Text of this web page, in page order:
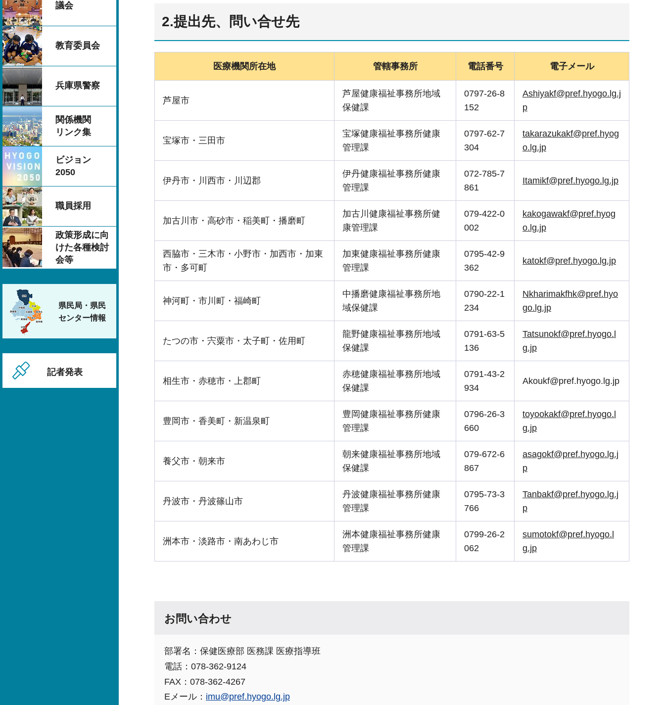
議会
教育委員会
兵庫県警察
関係機関
リンク集
ビジョン
2050
職員採用
政策形成に向
けた各種検討
会等
県民局・県民
センター情報
記者発表
2.提出先、問い合せ先
医療機関所在地 管轄事務所 電話番号 電子メール
芦屋市
芦屋健康福祉事務所地域
保健課
0797-26-8
152
Ashiyakf@pref.hyogo.lg.j
p
宝塚市・三田市
宝塚健康福祉事務所健康
管理課
0797-62-7
304
takarazukakf@pref.hyog
o.lg.jp
伊丹市・川西市・川辺郡
伊丹健康福祉事務所健康
管理課
072-785-7
861
Itamikf@pref.hyogo.lg.jp
加古川市・高砂市・稲美町・播磨町
加古川健康福祉事務所健
康管理課
079-422-0
002
kakogawakf@pref.hyog
o.lg.jp
西脇市・三木市・小野市・加西市・加東
市・多可町
加東健康福祉事務所健康
管理課
0795-42-9
362
katokf@pref.hyogo.lg.jp
神河町・市川町・福崎町
中播磨健康福祉事務所地
域保健課
0790-22-1
234
Nkharimakfhk@pref.hyo
go.lg.jp
たつの市・宍粟市・太子町・佐用町
龍野健康福祉事務所地域
保健課
0791-63-5
136
Tatsunokf@pref.hyogo.l
g.jp
相生市・赤穂市・上郡町
赤穂健康福祉事務所地域
保健課
0791-43-2
934
Akoukf@pref.hyogo.lg.jp
豊岡市・香美町・新温泉町
豊岡健康福祉事務所健康
管理課
0796-26-3
660
toyookakf@pref.hyogo.l
g.jp
養父市・朝来市
朝来健康福祉事務所地域
保健課
079-672-6
867
asagokf@pref.hyogo.lg.j
p
丹波市・丹波篠山市
丹波健康福祉事務所健康
管理課
0795-73-3
766
Tanbakf@pref.hyogo.lg.j
p
洲本市・淡路市・南あわじ市
洲本健康福祉事務所健康
管理課
0799-26-2
062
sumotokf@pref.hyogo.l
g.jp
お問い合わせ
部署名：保健医療部 医務課 医療指導班
電話：078-362-9124
FAX：078-362-4267
Eメール： imu@pref.hyogo.lg.jp